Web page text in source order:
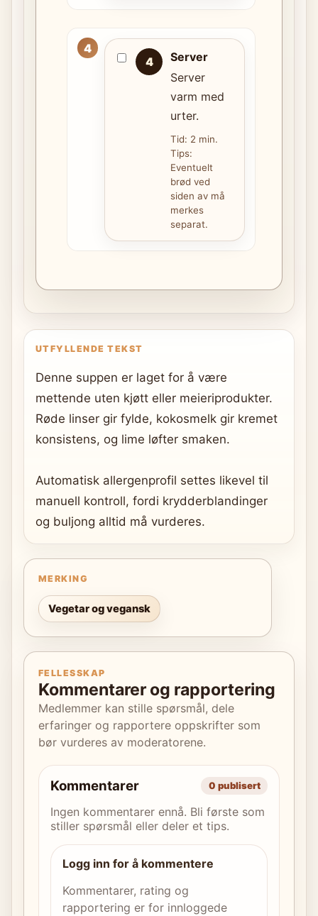
4
Server
Server
varm med
urter.
Tid: 2 min.
Tips:
Eventuelt
brød ved
siden av må
merkes
separat.
UTFYLLENDE TEKST
Denne suppen er laget for å være
mettende uten kjøtt eller meieriprodukter.
Røde linser gir fylde, kokosmelk gir kremet
konsistens, og lime løfter smaken.
Automatisk allergenprofil settes likevel til
manuell kontroll, fordi krydderblandinger
og buljong alltid må vurderes.
MERKING
Vegetar og vegansk
FELLESSKAP
Kommentarer og rapportering
Medlemmer kan stille spørsmål, dele
erfaringer og rapportere oppskrifter som
bør vurderes av moderatorene.
Kommentarer 0 publisert
Ingen kommentarer ennå. Bli første som
stiller spørsmål eller deler et tips.
Logg inn for å kommentere
Kommentarer, rating og
rapportering er for innloggede